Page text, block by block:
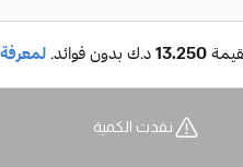
نفدت الكمية